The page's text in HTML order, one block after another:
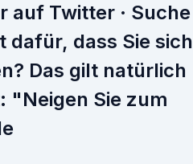
auf Twitter · Suche
dafür, dass Sie sich
Das gilt natürlich
"Neigen Sie zum